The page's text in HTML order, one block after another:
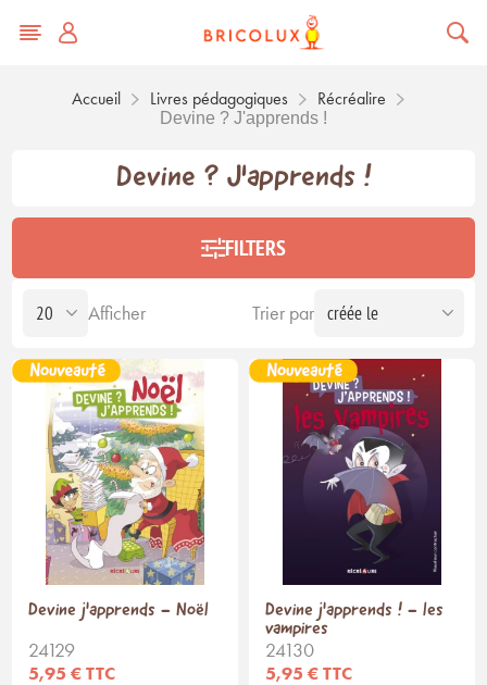
Accueil Livres pédagogiques Récréalire
Devine ? J'apprends !
Devine ? J'apprends !
FILTERS
Trier par
Afficher
Devine j'apprends - Noël
24129
5,95 € TTC
Devine j'apprends ! - les
vampires
24130
5,95 € TTC